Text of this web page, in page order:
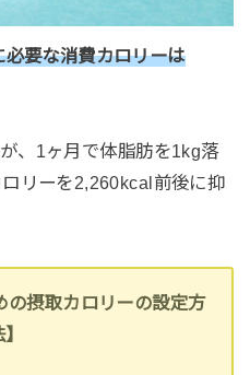
要な消費カロリーは
、1ヶ月で体脂肪を1kg落
リーを2,260kcal前後に抑
の摂取カロリーの設定方